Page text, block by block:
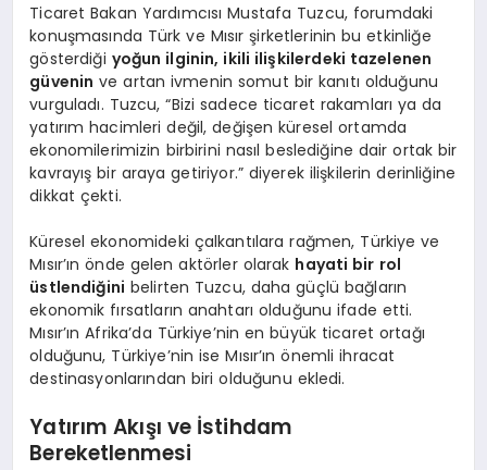
Ticaret Bakan Yardımcısı Mustafa Tuzcu, forumdaki
konuşmasında Türk ve Mısır şirketlerinin bu etkinliğe
gösterdiği yoğun ilginin, ikili ilişkilerdeki tazelenen
güvenin ve artan ivmenin somut bir kanıtı olduğunu
vurguladı. Tuzcu, “Bizi sadece ticaret rakamları ya da
yatırım hacimleri değil, değişen küresel ortamda
ekonomilerimizin birbirini nasıl beslediğine dair ortak bir
kavrayış bir araya getiriyor.” diyerek ilişkilerin derinliğine
dikkat çekti.
Küresel ekonomideki çalkantılara rağmen, Türkiye ve
Mısır’ın önde gelen aktörler olarak hayati bir rol
üstlendiğini belirten Tuzcu, daha güçlü bağların
ekonomik fırsatların anahtarı olduğunu ifade etti.
Mısır’ın Afrika’da Türkiye’nin en büyük ticaret ortağı
olduğunu, Türkiye’nin ise Mısır’ın önemli ihracat
destinasyonlarından biri olduğunu ekledi.
Yatırım Akışı ve İstihdam
Bereketlenmesi